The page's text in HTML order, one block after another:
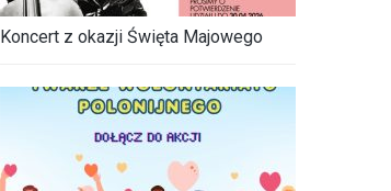
Koncert z okazji Święta Majowego